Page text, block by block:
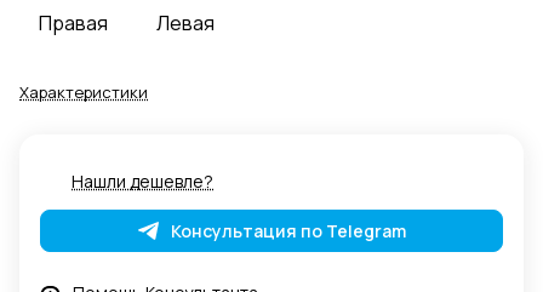
Правая Левая
Характеристики
Нашли дешевле?
Консультация по Telegram